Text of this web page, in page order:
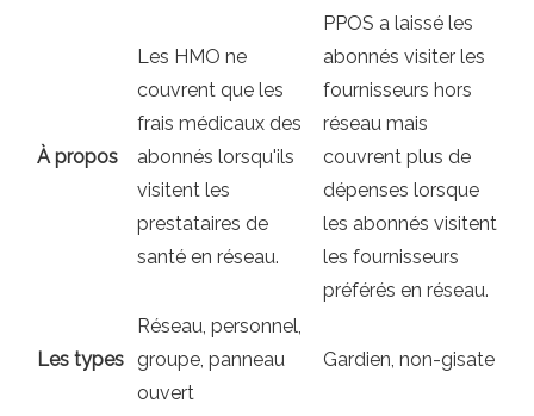
À propos
Les HMO ne
couvrent que les
frais médicaux des
abonnés lorsqu'ils
visitent les
prestataires de
santé en réseau.
PPOS a laissé les
abonnés visiter les
fournisseurs hors
réseau mais
couvrent plus de
dépenses lorsque
les abonnés visitent
les fournisseurs
préférés en réseau.
Les types
Réseau, personnel,
groupe, panneau
ouvert
Gardien, non-gisate